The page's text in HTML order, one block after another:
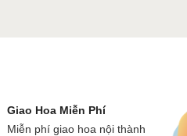
Giao Hoa Miễn Phí
Miễn phí giao hoa nội thành